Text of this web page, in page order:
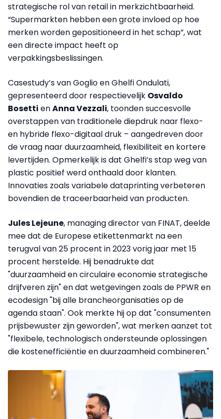
strategische rol van retail in merkzichtbaarheid.
“Supermarkten hebben een grote invloed op hoe
merken worden gepositioneerd in het schap”, wat
een directe impact heeft op
verpakkingsbeslissingen.
Casestudy’s van Goglio en Ghelfi Ondulati,
gepresenteerd door respectievelijk Osvaldo
Bosetti enAnna Vezzali, toonden succesvolle
overstappen van traditionele diepdruk naar flexo-
en hybride flexo-digitaal druk – aangedreven door
de vraag naar duurzaamheid, flexibiliteit en kortere
levertijden. Opmerkelijk is dat Ghelfi’s stap weg van
plastic positief werd onthaald door klanten.
Innovaties zoals variabele dataprinting verbeteren
bovendien de traceerbaarheid van producten.
Jules Lejeune, managing director van FINAT, deelde
mee dat de Europese etikettenmarkt na een
terugval van 25 procent in 2023 vorig jaar met 15
procent herstelde. Hij benadrukte dat
"duurzaamheid en circulaire economie strategische
drijfveren zijn" en dat wetgevingen zoals de PPWR en
ecodesign "bij alle brancheorganisaties op de
agenda staan". Ook merkte hij op dat "consumenten
prijsbewuster zijn geworden", wat merken aanzet tot
"flexibele, technologisch ondersteunde oplossingen
die kostenefficiëntie en duurzaamheid combineren."